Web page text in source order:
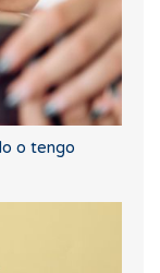
o tengo